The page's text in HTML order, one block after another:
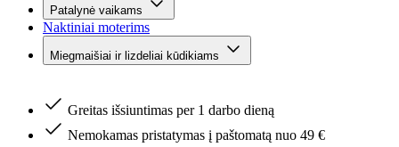
Patalynė vaikams
Naktiniai moterims
Miegmaišiai ir lizdeliai kūdikiams
Greitas išsiuntimas per 1 darbo dieną
Nemokamas pristatymas į paštomatą nuo 49 €